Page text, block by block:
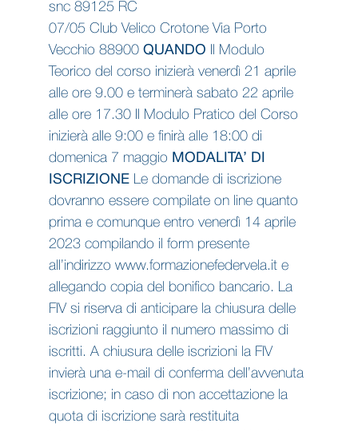
snc 89125 RC
07/05 Club Velico Crotone Via Porto
Vecchio 88900 QUANDO Il Modulo
Teorico del corso inizierà venerdì 21 aprile
alle ore 9.00 e terminerà sabato 22 aprile
alle ore 17.30 Il Modulo Pratico del Corso
inizierà alle 9:00 e finirà alle 18:00 di
domenica 7 maggio MODALITA’ DI
ISCRIZIONELe domande di iscrizione
dovranno essere compilate on line quanto
prima e comunque entro venerdì 14 aprile
2023 compilando il form presente
all’indirizzo www.formazionefedervela.it e
allegando copia del bonifico bancario. La
FIV si riserva di anticipare la chiusura delle
iscrizioni raggiunto il numero massimo di
iscritti. A chiusura delle iscrizioni la FIV
invierà una e-mail di conferma dell’avvenuta
iscrizione; in caso di non accettazione la
quota di iscrizione sarà restituita